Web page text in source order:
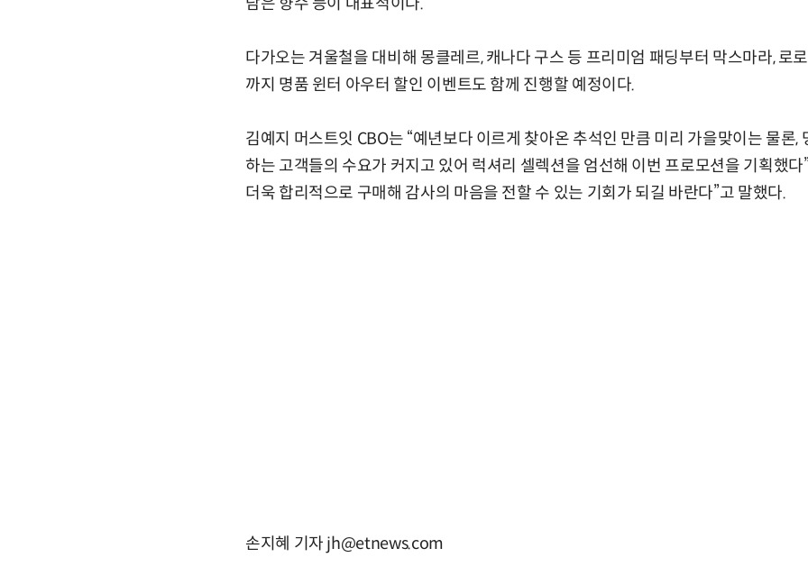
다가오는 겨울철을 대비해 몽클레르, 캐나다 구스 등 프리미엄 패딩부터 막스마라, 로
까지 명품 윈터 아우터 할인 이벤트도 함께 진행할 예정이다.
김예지 머스트잇 CBO는 “예년보다 이르게 찾아온 추석인 만큼 미리 가을맞이는 물론,
하는 고객들의 수요가 커지고 있어 럭셔리 셀렉션을 엄선해 이번 프로모션을 기획했다
더욱 합리적으로 구매해 감사의 마음을 전할 수 있는 기회가 되길 바란다”고 말했다.
손지혜 기자 jh@etnews.com